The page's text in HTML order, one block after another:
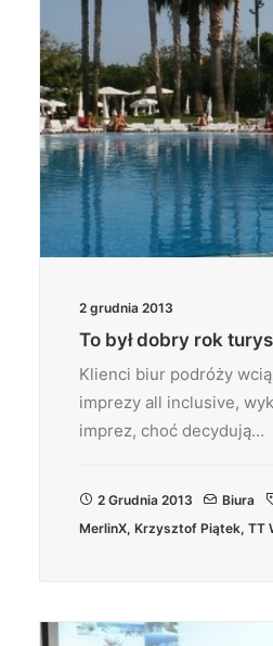
2 grudnia 2013
To był dobry rok
Klienci biur podróży
imprezy all inclusive,
imprez, choć decydują…
2 Grudnia 2013 Biura
MerlinX, Krzysztof Piątek, TT